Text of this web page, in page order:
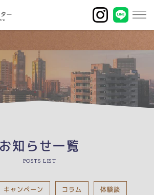
お知らせ一覧
POSTS LIST
キャンペーン コラム 体験談